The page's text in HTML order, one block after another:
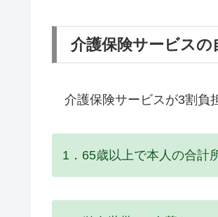
介護保険サービスの
介護保険サービスが3割負
1．65歳以上で本人の合計